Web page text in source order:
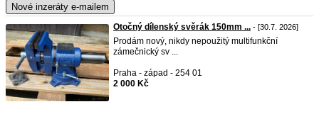
Nové inzeráty e-mailem
Otočný dílenský svěrák 150mm ... - [30.7. 2026]
Prodám nový, nikdy nepoužitý multifunkční
zámečnický sv ...
Praha - západ - 254 01
2 000 Kč